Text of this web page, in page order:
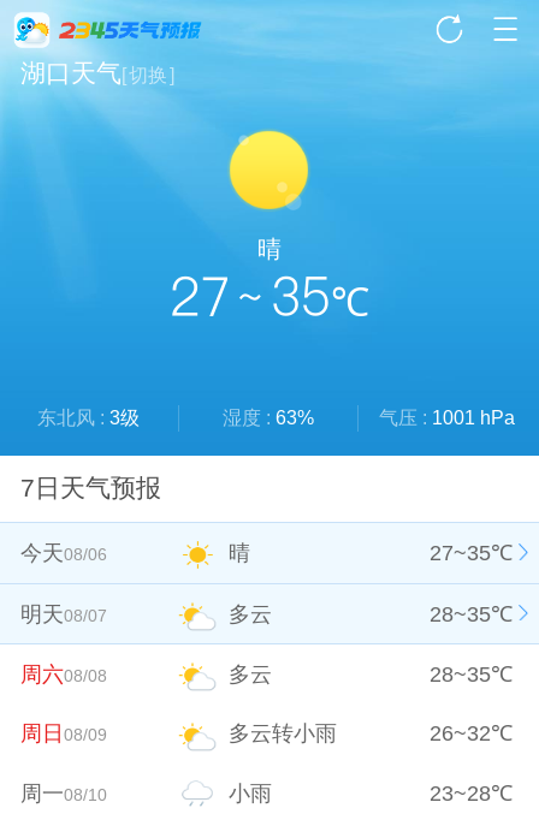
湖口天气[切换]
晴
27 ~ 35℃
东北风 :3级 湿度 : 63% 气压 : 1001 hPa
7日天气预报
今天08/06 晴 27~35℃
明天08/07 多云 28~35℃
周六08/08 多云 28~35℃
周日08/09 多云转小雨 26~32℃
周一08/10 小雨 23~28℃